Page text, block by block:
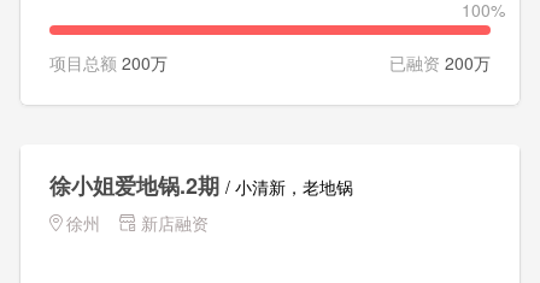
100%
项目总额 200万 已融资 200万
徐小姐爱地锅.2期 / 小清新，老地锅
徐州
新店融资